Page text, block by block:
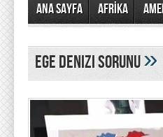
Ana Sayfa AFRİKA
ege denizi sorunu»